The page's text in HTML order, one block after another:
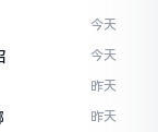
今天
今天
昨天
昨天